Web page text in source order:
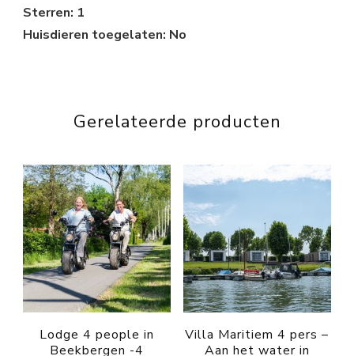
Sterren: 1
Huisdieren toegelaten: No
Gerelateerde producten
Lodge 4 people in
Beekbergen -4
Villa Maritiem 4 pers –
Aan het water in